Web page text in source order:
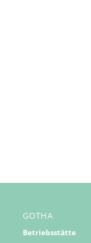
GOTHA
Betriebsstätte